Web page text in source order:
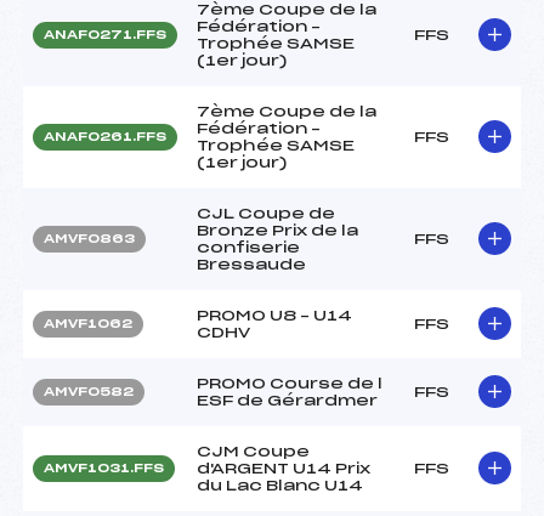
ANAF0271.FFS
7ème Coupe de la
Fédération –
Trophée SAMSE
(1er jour)
FFS
ANAF0261.FFS
7ème Coupe de la
Fédération –
Trophée SAMSE
(1er jour)
FFS
AMVF0863
CJL Coupe de
Bronze Prix de la
confiserie
Bressaude
FFS
AMVF1062
PROMO U8 – U14
CDHV
FFS
AMVF0582
PROMO Course de l
ESF de Gérardmer
FFS
AMVF1031.FFS
CJM Coupe
d'ARGENT U14 Prix
du Lac Blanc U14
FFS